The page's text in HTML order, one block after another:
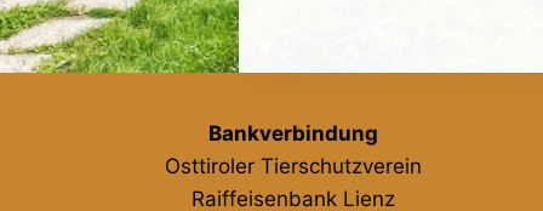
Bankverbindung
Osttiroler Tierschutzverein
Raiffeisenbank Lienz